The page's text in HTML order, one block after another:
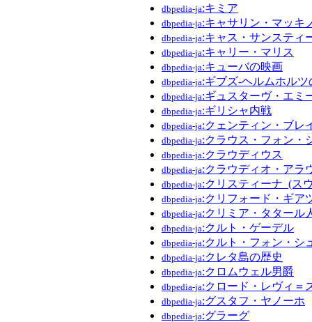
dbpedia-ja:キミア
dbpedia-ja:キャサリン・マッキ
dbpedia-ja:キャス・サンスティ
dbpedia-ja:キャリー・マリス
dbpedia-ja:キューバの映画
dbpedia-ja:ギブズ-ヘルムホルツ
dbpedia-ja:ギュスターヴ・エミ
dbpedia-ja:ギリシャ内戦
dbpedia-ja:クェンティン・ブレ
dbpedia-ja:クラウス・フォン・
dbpedia-ja:クラウディウス
dbpedia-ja:クラウディオ・アラ
dbpedia-ja:クリスティーナ_(ス
dbpedia-ja:クリフォード・ギア
dbpedia-ja:クリミア・タタール
dbpedia-ja:クルト・ゲーデル
dbpedia-ja:クルト・フォン・シ
dbpedia-ja:クレタ島の歴史
dbpedia-ja:クロムウェル男爵
dbpedia-ja:クロード・レヴィ＝
dbpedia-ja:グスタフ・ヤノーホ
dbpedia-ja:グラーグ